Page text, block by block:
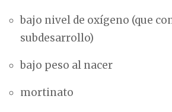
bajo nivel de oxígeno (que
subdesarrollo)
bajo peso al nacer
mortinato